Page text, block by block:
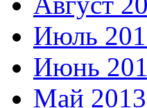
Июль
Июнь
Май 2013